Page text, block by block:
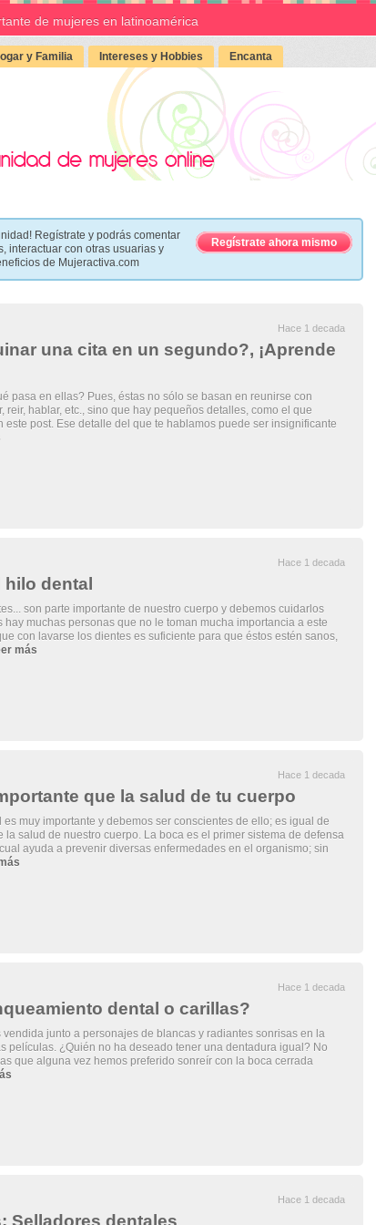
de mujeres en latinoamérica
y Familia Intereses y Hobbies Encanta
Regístrate y podrás comentar
interactuar con otras usuarias y
de Mujeractiva.com
Regístrate ahora mismo
Hace 1 decada
una cita en un segundo?, ¡Aprende
pasa en ellas? Pues, éstas no sólo se basan en reunirse con
reir, hablar, etc., sino que hay pequeños detalles, como el que
este post. Ese detalle del que te hablamos puede ser insignificante
Hace 1 decada
dental
son parte importante de nuestro cuerpo y debemos cuidarlos
hay muchas personas que no le toman mucha importancia a este
con lavarse los dientes es suficiente para que éstos estén sanos,
más
Hace 1 decada
que la salud de tu cuerpo
es muy importante y debemos ser conscientes de ello; es igual de
la salud de nuestro cuerpo. La boca es el primer sistema de defensa
ayuda a prevenir diversas enfermedades en el organismo; sin
Hace 1 decada
dental o carillas?
vendida junto a personajes de blancas y radiantes sonrisas en la
películas. ¿Quién no ha deseado tener una dentadura igual? No
que alguna vez hemos preferido sonreír con la boca cerrada
Hace 1 decada
Selladores dentales